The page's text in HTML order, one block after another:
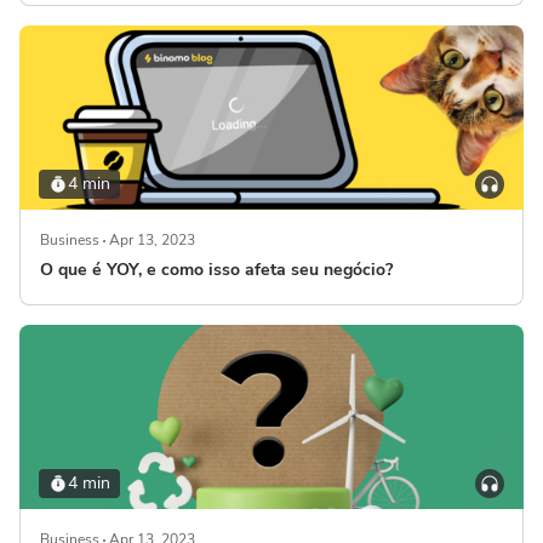
4 min
Business Apr 13, 2023
O que é YOY, e como isso afeta seu negócio?
4 min